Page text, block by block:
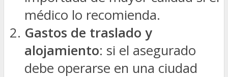
médico lo recomienda.
Gastos de traslado y
alojamiento: si el asegurado
debe operarse en una ciudad